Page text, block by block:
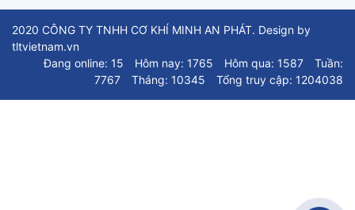
2020 CÔNG TY TNHH CƠ KHÍ MINH AN PHÁT. Design by
tltvietnam.vn
Đang online: 15
Hôm nay: 1765 Hôm qua: 1587
Tuần:
7767
Tháng: 10345 Tổng truy cập: 1204038